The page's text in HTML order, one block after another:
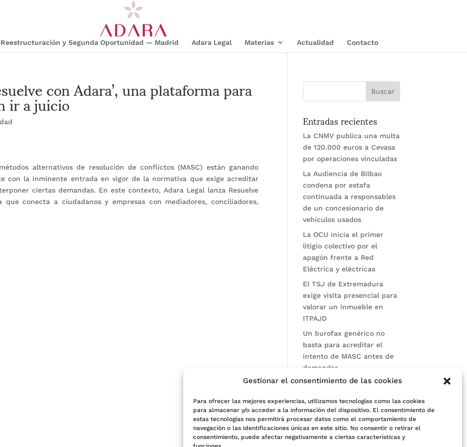
Gestionar el consentimiento de las cookies
Para ofrecer las mejores experiencias, utilizamos tecnologías como las cookies
para almacenar y/o acceder a la información del dispositivo. El consentimiento de
estas tecnologías nos permitirá procesar datos como el comportamiento de
navegación o las identificaciones únicas en este sitio. No consentir o retirar el
consentimiento, puede afectar negativamente a ciertas características y
y Segunda Oportunidad — Madrid Adara Legal Materias Actualidad Contacto
con Adara’, una plataforma para
ir a juicio
alternativos de resolución de conflictos (MASC) están ganando
con la inminente entrada en vigor de la normativa que exige acreditar
ciertas demandas. En este contexto, Adara Legal lanza Resuelve
conecta a ciudadanos y empresas con mediadores, conciliadores,
Entradas recientes
La CNMV publica una multa
de 120.000 euros a Cevasa
por operaciones vinculadas
La Audiencia de Bilbao
condena por estafa
continuada a responsables
de un concesionario de
vehículos usados
La OCU inicia el primer
litigio colectivo por el
apagón frente a Red
Eléctrica y eléctricas
El TSJ de Extremadura
exige visita presencial para
valorar un inmueble en
ITPAJD
Un burofax genérico no
basta para acreditar el
intento de MASC antes de
demandar
Categorías
Actualidad
Noticias Jurídicas
Subastas